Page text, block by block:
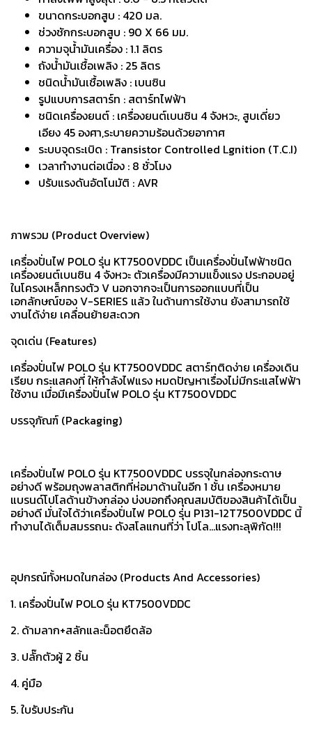
ขนาดกระบอกสูบ : 420 มล.
ช่วงชักกระบอกสูบ : 90 X 66 มม.
ความจุน้ำมันเครื่อง : 1.1 ลิตร
ถังน้ำมันเชื้อเพลิง : 25 ลิตร
ชนิดน้ำมันเชื้อเพลิง : เบนซิน
รูปแบบการสตาร์ท : สตาร์ทไฟฟ้า
ชนิดเครื่องยนต์ : เครื่องยนต์เบนซิน 4 จังหวะ, สูบเดี่ยว
เอียง 45 องศา,ระบายความร้อนด้วยอากาศ
ระบบจุดระเบิด : Transistor Controlled Lgnition (T.C.I)
เวลาทำงานต่อเนื่อง : 8 ชั่วโมง
ปรับแรงดันอัตโนมัติ : AVR
ภาพรวม (Product Overview)
เครื่องปั่นไฟ POLO รุ่น KT7500VDDC เป็นเครื่องปั่นไฟฟ้าชนิด
เครื่องยนต์เบนซิน 4 จังหวะ ตัวเครื่องมีความแข็งแรง ประกอบอยู่
ในโครงเหล็กทรงตัว V นอกจากจะเป็นการออกแบบที่เป็น
เอกลักษณ์ของ V-SERIES แล้ว ในด้านการใช้งาน ยังสามารถใช้
งานได้ง่าย เคลื่อนย้ายสะดวก
จุดเด่น (Features)
เครื่องปั่นไฟ POLO รุ่น KT7500VDDC สตาร์ทติดง่าย เครื่องเดิน
เรียบ กระแสคงที่ ให้กำลังไฟแรง หมดปัญหาเรื่องไม่มีกระแสไฟฟ้า
ใช้งาน เมื่อมีเครื่องปั่นไฟ POLO รุ่น KT7500VDDC
บรรจุภัณฑ์ (Packaging)
เครื่องปั่นไฟ POLO รุ่น KT7500VDDC บรรจุในกล่องกระดาษ
อย่างดี พร้อมถุงพลาสติกที่ห่อมาด้านในอีก 1 ชั้น เครื่องหมาย
แบรนด์โปโลด้านข้างกล่อง บ่งบอกถึงคุณสมบัติของสินค้าได้เป็น
อย่างดี มั่นใจได้ว่าเครื่องปั่นไฟ POLO รุ่น P131-12T7500VDDC นี้
ทำงานได้เต็มสมรรถนะ ดังสโลแกนที่ว่า โปโล...แรงทะลุพิกัด!!!
อุปกรณ์ทั้งหมดในกล่อง (Products And Accessories)
1. เครื่องปั่นไฟ POLO รุ่น KT7500VDDC
2. ด้ามลาก+สลักและน็อตยึดล้อ
3. ปลั๊กตัวผู้ 2 ชิ้น
4. คู่มือ
5. ใบรับประกัน